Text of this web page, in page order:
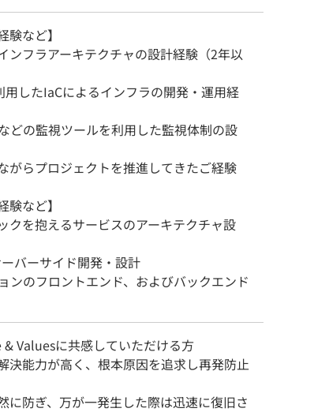
験など】
ンフラアーキテクチャの設計経験（2年以
したIaCによるインフラの開発・運用経
どの監視ツールを利用した監視体制の設
がらプロジェクトを推進してきたご経験
験など】
クを抱えるサービスのアーキテクチャ設
バーサイド開発・設計
ンのフロントエンド、およびバックエンド
Valuesに共感していただける方
決能力が高く、根本原因を追求し再発防止
に防ぎ、万が一発生した際は迅速に復旧さ